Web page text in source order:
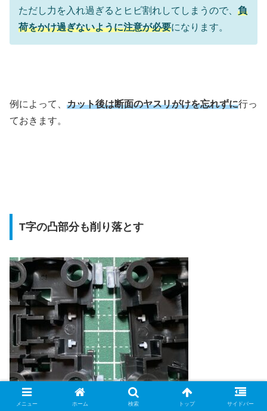
ただし力を入れ過ぎるとヒビ割れしてしまうので、 負
荷をかけ過ぎないように注意が必要になります。
例によって、 カット後は断面のヤスリがけを忘れずに行っ
ておきます。
T字の凸部分も削り落とす
メニュー ホーム 検索 トップ サイドバー